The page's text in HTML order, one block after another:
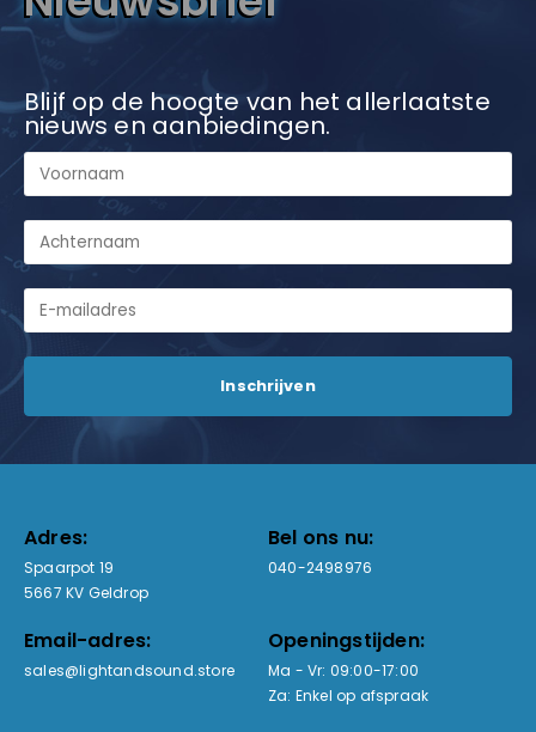
Blijf op de hoogte van het allerlaatste
nieuws en aanbiedingen.
Adres:
Spaarpot 19
5667 KV Geldrop
Bel ons nu:
040-2498976
Email-adres:
sales@lightandsound.store
Openingstijden:
Ma - Vr: 09:00-17:00
Za: Enkel op afspraak